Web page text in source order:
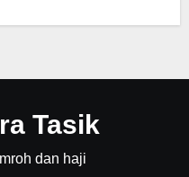
Tasik
dan haji